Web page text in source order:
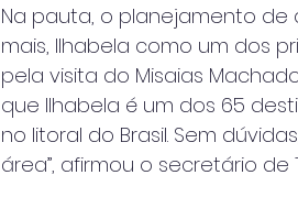
Na pauta, o planejamento de
mais, Ilhabela como um dos
pela visita do Misaias
que Ilhabela é um dos 65
no litoral do Brasil. Sem
área”, afirmou o secretário de